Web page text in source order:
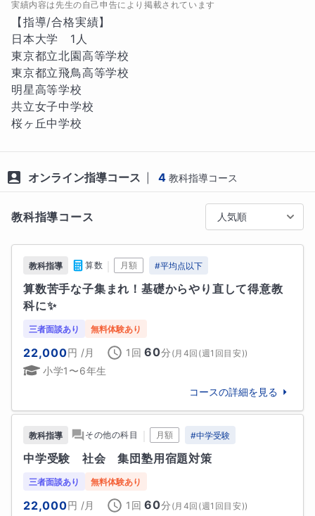
■指導方針・指導ポイント
まずは生徒さんが「どこまで理解しているか」とい
うことを把握します。そして、理解できていなかった
箇所まで戻り、そこから今やるべき単元までをしっか
りと穴埋めしていきます。
また、一度私が教えたことをもとに自分で内容を理
らいます。書くことだけではなく話すことで記憶が定
着しやすくなるためです。
「成績が上がらないものの、どのように接すればしっ
に遅れが出てしまっている」「生活リズムが整ってい
ない生徒さんがいる」このようなご家庭と相性が良い
かと思います。
■生徒様へ
なたの好きな物の中に隠れていることもあります😊そ
の答えを一緒に探していきましょう！！
■保護者様へ
勉強はやれば必ずできるようになります。一緒にお子
様の未来を考えていきましょう。
趣味
声楽、ピアノ、漫画、アニメ、史跡巡り
実績内容は先生の自己申告により掲載されています
【指導/合格実績】
日本大学　1人
東京都立北園高等学校
東京都立飛鳥高等学校
明星高等学校
共立女子中学校
桜ヶ丘中学校
オンライン指導コース 4 教科指導コース
教科指導コース 人気順
教科指導 算数 月額 #平均点以下
算数苦手な子集まれ！基礎からやり直して得意教
科に✨
三者面談あり 無料体験あり
22,000円 /月 1回 60分 ( 月4回(週1回目安))
小学1〜6年生
コースの詳細を見る
教科指導 その他の科目 月額 #中学受験
中学受験　社会　集団塾用宿題対策
三者面談あり 無料体験あり
22,000円 /月 1回 60分 ( 月4回(週1回目安))